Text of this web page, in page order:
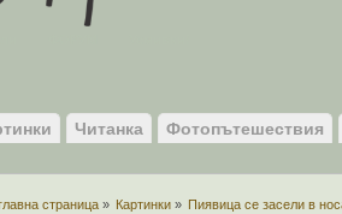
Читанка
Фотопътешествия
страница» Картинки» Пиявица се засели в